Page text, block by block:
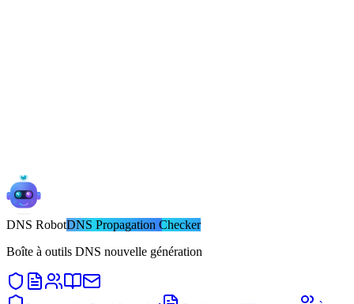
DNS RobotDNS Propagation Checker
Boîte à outils DNS nouvelle génération